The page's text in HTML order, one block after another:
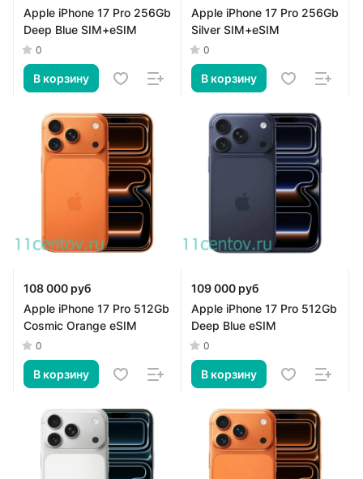
Apple iPhone 17 Pro 256Gb
Deep Blue SIM+eSIM
0
В корзину
Apple iPhone 17 Pro 256Gb
Silver SIM+eSIM
0
В корзину
108 000 руб
Apple iPhone 17 Pro 512Gb
Cosmic Orange eSIM
0
В корзину
109 000 руб
Apple iPhone 17 Pro 512Gb
Deep Blue eSIM
0
В корзину